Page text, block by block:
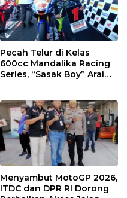
Pecah Telur di Kelas
600cc Mandalika Racing
Series, “Sasak Boy” Arai
Menyambut MotoGP 2026,
ITDC dan DPR RI Dorong